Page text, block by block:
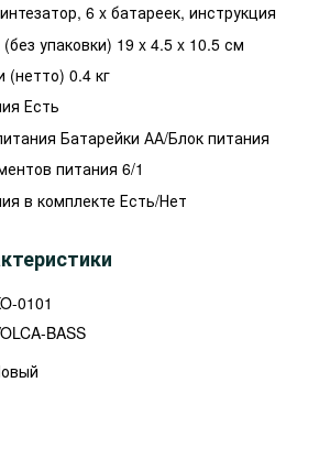
6 x батареек, инструкция
упаковки) 19 x 4.5 x 10.5 см
(нетто) 0.4 кг
Есть
Батарейки АА/Блок питания
питания 6/1
в комплекте Есть/Нет
0101
BASS